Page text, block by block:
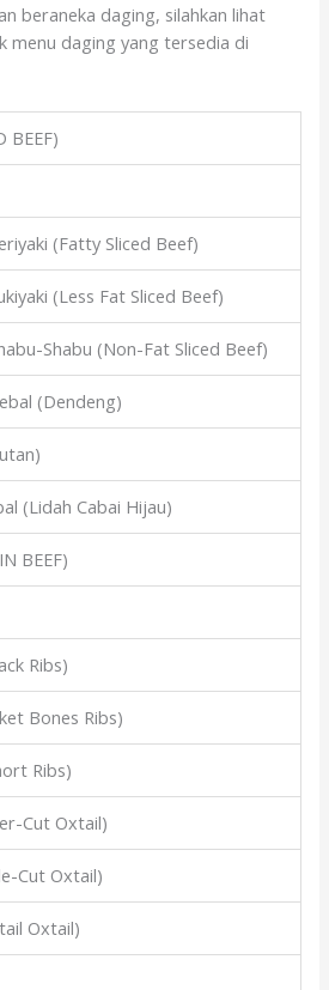
beraneka daging, silahkan lihat
menu daging yang tersedia di
BEEF)
(Fatty Sliced Beef)
(Less Fat Sliced Beef)
Shabu (Non-Fat Sliced Beef)
(Dendeng)
(Lidah Cabai Hijau)
BEEF)
Ribs)
Bones Ribs)
Ribs)
Cut Oxtail)
Cut Oxtail)
Oxtail)